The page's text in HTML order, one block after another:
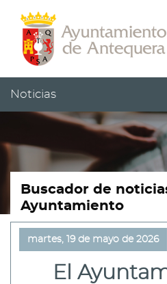
Cabecera
Pie
Menú
Noticias
Buscador de
Ayuntamiento
martes, 19 de mayo de 2026
El